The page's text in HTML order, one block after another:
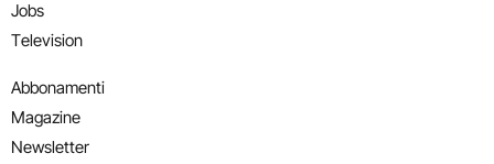
Jobs
Television
Abbonamenti
Magazine
Newsletter